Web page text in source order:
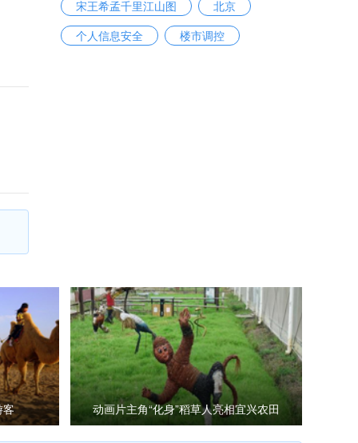
宋王希孟千里江山图
北京
个人信息安全
楼市调控
客 动画片主角“化身”稻草人亮相宜兴农田